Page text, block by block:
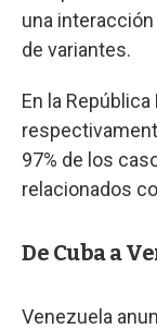
una
de variantes.
En la
97% de los
relacionados
De Cuba a
Venezuela